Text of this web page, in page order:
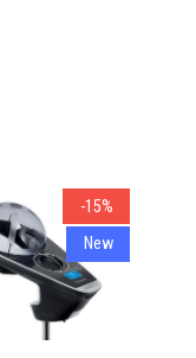
-15%
New